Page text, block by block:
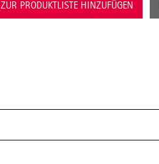
ZUR PRODUKTLISTE HINZUFÜGEN